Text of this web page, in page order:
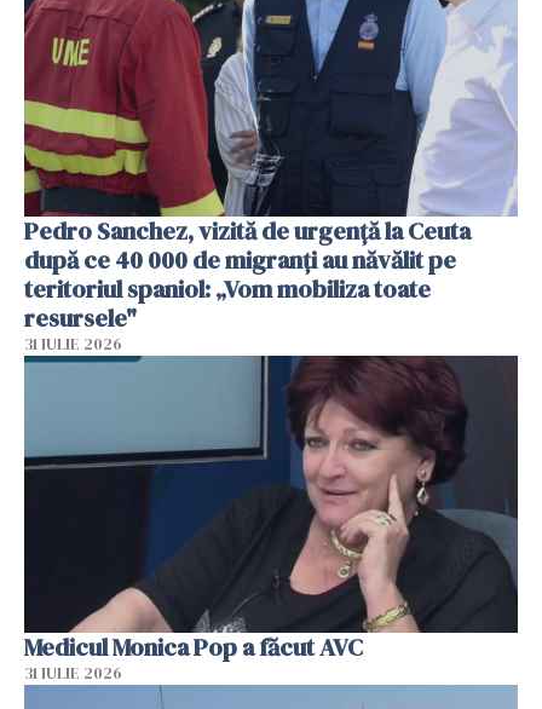
Pedro Sanchez, vizită de urgență la Ceuta
după ce 40 000 de migranți au năvălit pe
teritoriul spaniol: „Vom mobiliza toate
resursele"
31 IULIE 2026
Medicul Monica Pop a făcut AVC
31 IULIE 2026